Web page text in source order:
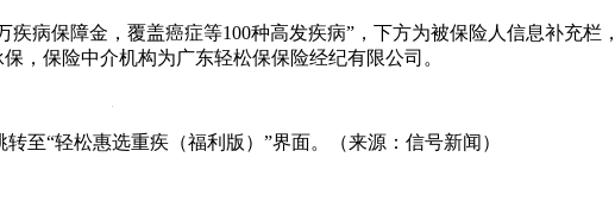
病保障金，覆盖癌症等100种高发疾病”，下方为被保险人信息补充栏
，保险中介机构为广东轻松保保险经纪有限公司。
至“轻松惠选重疾（福利版）”界面。（来源：信号新闻）